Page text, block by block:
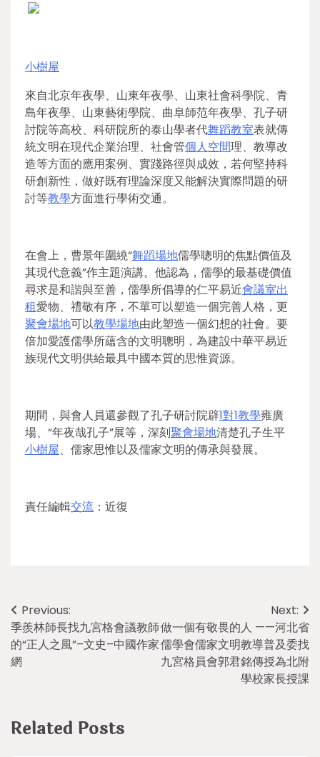
小樹屋
來自北京年夜學、山東年夜學、山東社會科學院、青
島年夜學、山東藝術學院、曲阜師范年夜學、孔子研
討院等高校、科研院所的泰山學者代舞蹈教室表就傳
統文明在現代企業治理、社會管個人空間理、教導改
造等方面的應用案例、實踐路徑與成效，若何堅持科
研創新性，做好既有理論深度又能解決實際問題的研
討等教學方面進行學術交通。
在會上，曹景年圍繞“舞蹈場地儒學聰明的焦點價值及
其現代意義”作主題演講。他認為，儒學的最基礎價值
尋求是和諧與至善，儒學所倡導的仁平易近會議室出
租愛物、禮敬有序，不單可以塑造一個完善人格，更
聚會場地可以教學場地由此塑造一個幻想的社會。要
倍加愛護儒學所蘊含的文明聰明，為建設中華平易近
族現代文明供給最具中國本質的思惟資源。
期間，與會人員還參觀了孔子研討院辟1對1教學雍廣
場、“年夜哉孔子”展等，深刻聚會場地清楚孔子生平
小樹屋、儒家思惟以及儒家文明的傳承與發展。
責任編輯交流 ：近復
Post
navigation
Previous:
季羨林師長找九宮格會議教師
的“正人之風”–文史–中國作家
網
Next:
做一個有敬畏的人 ——河北省
儒學會儒家文明教導普及委找
九宮格員會郭君銘傳授為北附
學校家長授課
Related Posts